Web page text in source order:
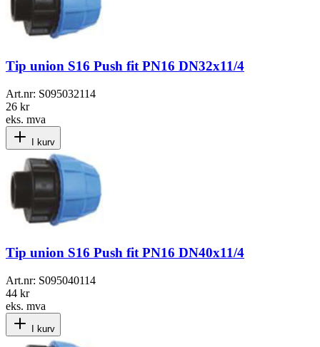
Tip union S16 Push fit PN16 DN32x11/4
Art.nr: S095032114
26 kr
eks. mva
I kurv
Tip union S16 Push fit PN16 DN40x11/4
Art.nr: S095040114
44 kr
eks. mva
I kurv